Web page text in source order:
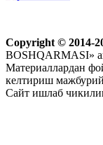
Copyright © 2014-
BOSHQARMASI»
Материаллардан
келтириш
Сайт ишлаб